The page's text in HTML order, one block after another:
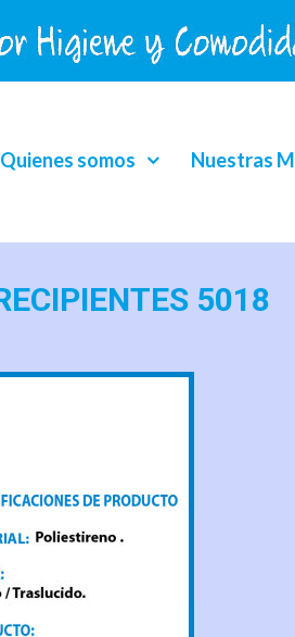
Quienes somos Nuestras
5018